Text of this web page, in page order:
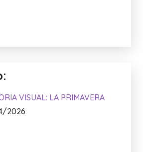
VISUAL: LA PRIMAVERA
2026